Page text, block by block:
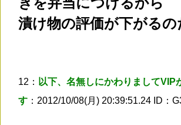
漬け物の評価が下がるの
12： 以下、名無しにかわりましてVIP
す ：2012/10/08(月) 20:39:51.24 ID：